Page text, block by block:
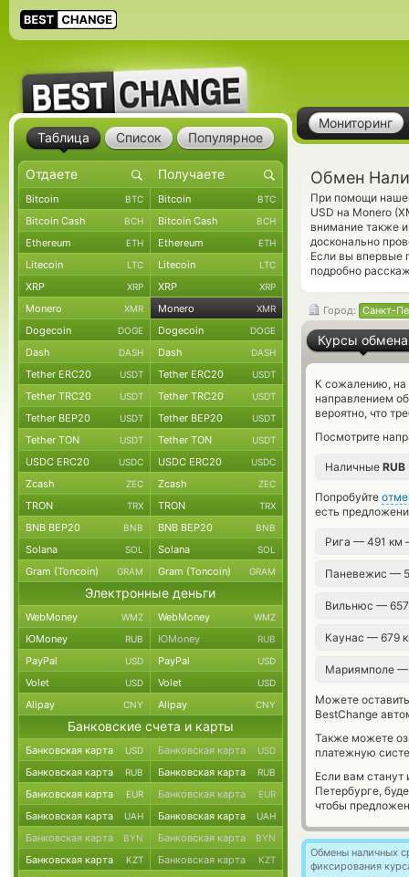
Мониторинг
Обмен
При помощи
USD на Monero
внимание также
досконально
Если вы впервые
подробно
Город: Санкт-
Курсы обмена
К сожалению, на
направлением
вероятно, что
Посмотрите
Наличные RUB
Попробуйте
есть
Рига — 491
Паневежис —
Вильнюс —
Каунас — 679
Мариямполе
Можете
BestChange
Также можете
платежную
Если вам
Петербурге,
чтобы
Обмены наличных
фиксирования
Таблица Список Популярное
Bitcoin BTC Bitcoin BTC
Bitcoin Cash BCH Bitcoin Cash BCH
Ethereum ETH Ethereum ETH
Litecoin LTC Litecoin LTC
XRP XRP XRP XRP
Monero XMR Monero XMR
Dogecoin DOGE Dogecoin DOGE
Dash DASH Dash DASH
Tether ERC20 USDT Tether ERC20 USDT
Tether TRC20 USDT Tether TRC20 USDT
Tether BEP20 USDT Tether BEP20 USDT
Tether TON USDT Tether TON USDT
USDC ERC20 USDC USDC ERC20 USDC
Zcash ZEC Zcash ZEC
TRON TRX TRON TRX
BNB BEP20 BNB BNB BEP20 BNB
Solana SOL Solana SOL
Gram (Toncoin) GRAM Gram (Toncoin) GRAM
Электронные деньги
WebMoney WMZ WebMoney WMZ
ЮMoney RUB ЮMoney RUB
PayPal USD PayPal USD
Volet USD Volet USD
Alipay CNY Alipay CNY
Банковские счета и карты
Банковская карта USD Банковская карта USD
Банковская карта RUB Банковская карта RUB
Банковская карта EUR Банковская карта EUR
Банковская карта UAH Банковская карта UAH
Банковская карта BYN Банковская карта BYN
Банковская карта KZT Банковская карта KZT